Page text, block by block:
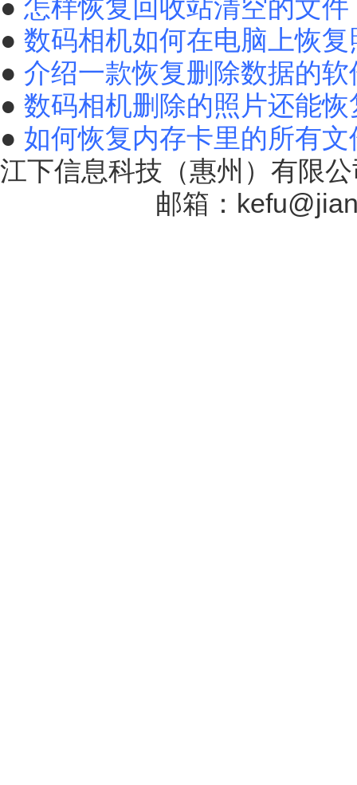
● 怎样恢复回收站清空的文件
● 数码相机如何在电脑上恢复
● 介绍一款恢复删除数据的软
● 数码相机删除的照片还能恢
● 如何恢复内存卡里的所有文
江下信息科技（惠州）有限
邮箱：